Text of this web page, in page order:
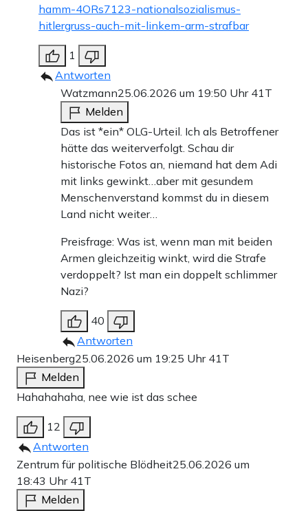
hamm-4ORs7123-nationalsozialismus-
hitlergruss-auch-mit-linkem-arm-strafbar
1
Antworten
Watzmann25.06.2026 um 19:50 Uhr 41T
Melden
Das ist *ein* OLG-Urteil. Ich als Betroffener
hätte das weiterverfolgt. Schau dir
historische Fotos an, niemand hat dem Adi
mit links gewinkt…aber mit gesundem
Menschenverstand kommst du in diesem
Land nicht weiter…
Preisfrage: Was ist, wenn man mit beiden
Armen gleichzeitig winkt, wird die Strafe
verdoppelt? Ist man ein doppelt schlimmer
Nazi?
40
Antworten
Heisenberg25.06.2026 um 19:25 Uhr 41T
Melden
Hahahahaha, nee wie ist das schee
12
Antworten
Zentrum für politische Blödheit25.06.2026 um
18:43 Uhr 41T
Melden